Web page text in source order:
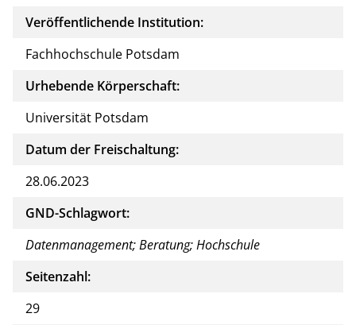
Veröffentlichende Institution:
Fachhochschule Potsdam
Urhebende Körperschaft:
Universität Potsdam
Datum der Freischaltung:
28.06.2023
GND-Schlagwort:
Datenmanagement; Beratung; Hochschule
Seitenzahl:
29